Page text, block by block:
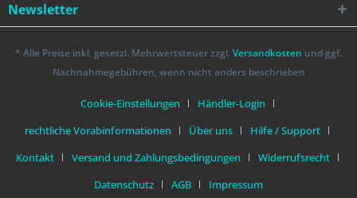
Newsletter
* Alle Preise inkl. gesetzl. Mehrwertsteuer zzgl. Versandkosten und ggf.
Nachnahmegebühren, wenn nicht anders beschrieben
Cookie-Einstellungen
Händler-Login
rechtliche Vorabinformationen
Über uns
Hilfe / Support
Kontakt
Versand und Zahlungsbedingungen
Widerrufsrecht
Datenschutz
AGB Impressum